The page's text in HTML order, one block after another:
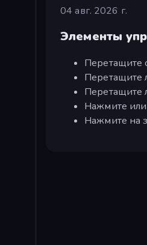
04 авг. 2026 г.
Элементы
Перетащите
Перетащите
Перетащите
Нажмите или
Нажмите на